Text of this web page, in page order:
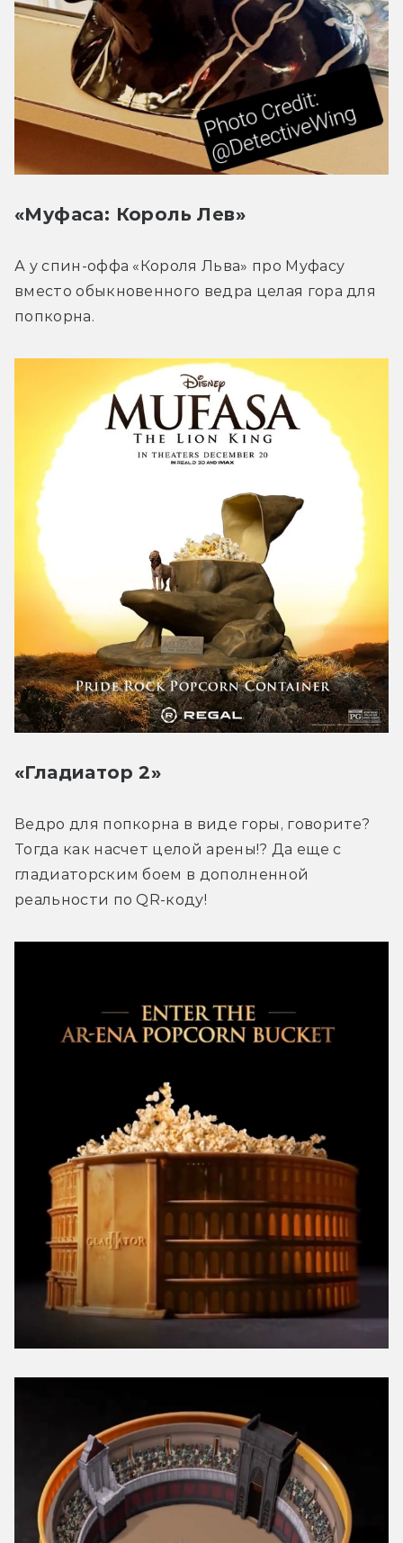
«Муфаса: Король Лев»
А у спин-оффа «Короля Льва» про Муфасу
вместо обыкновенного ведра целая гора для
попкорна.
«Гладиатор 2»
Ведро для попкорна в виде горы, говорите?
Тогда как насчет целой арены!? Да еще с
гладиаторским боем в дополненной
реальности по QR-коду!